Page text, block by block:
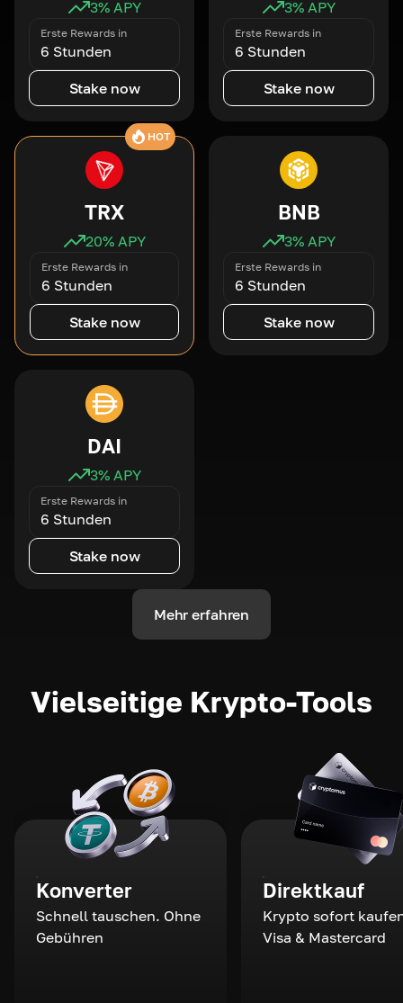
3% APY
Erste Rewards in
6 Stunden
Stake now
3% APY
Erste Rewards in
6 Stunden
Stake now
HOT
TRX
20% APY
Erste Rewards in
6 Stunden
Stake now
BNB
3% APY
Erste Rewards in
6 Stunden
Stake now
DAI
3% APY
Erste Rewards in
6 Stunden
Stake now
Mehr erfahren
Vielseitige Krypto-Tools
Konverter
Schnell tauschen. Ohne
Gebühren
Direktkauf
Krypto sofort
Visa & Mastercard